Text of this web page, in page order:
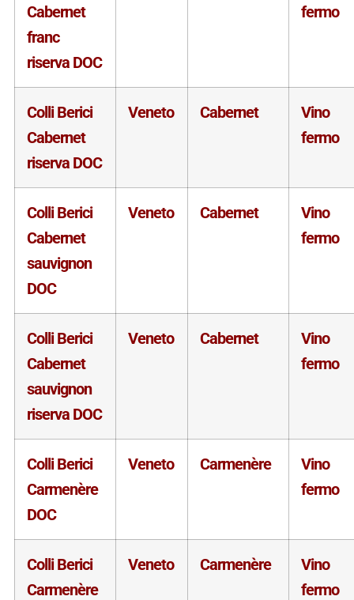
Cabernet
franc
riserva DOC
fermo
Colli Berici
Cabernet
riserva DOC
Veneto Cabernet
Vino
fermo
Colli Berici
Cabernet
sauvignon
DOC
Veneto Cabernet
Vino
fermo
Colli Berici
Cabernet
sauvignon
riserva DOC
Veneto Cabernet
Vino
fermo
Colli Berici
Carmenère
DOC
Veneto Carmenère
Vino
fermo
Colli Berici
Carmenère
Veneto Carmenère
Vino
fermo